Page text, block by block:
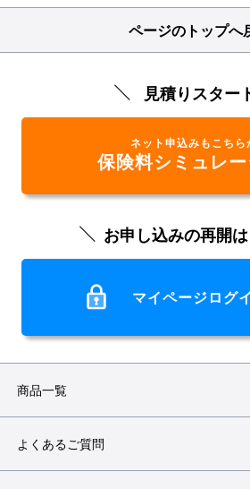
見積りスター
ネット申込みもこちら
保険料シミュレ
お申し込みの再開
マイページログ
商品一覧
よくあるご質問
ページのトップへ